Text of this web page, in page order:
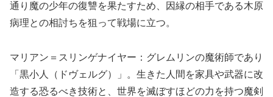
通り魔の少年の復讐を果たすため、因縁の相手である木原
病理との相討ちを狙って戦場に立つ。
マリアン＝スリンゲナイヤー：グレムリンの魔術師であり
「黒小人（ドヴェルグ）」。生きた人間を家具や武器に改
造する恐るべき技術と、世界を滅ぼすほどの力を持つ魔剣